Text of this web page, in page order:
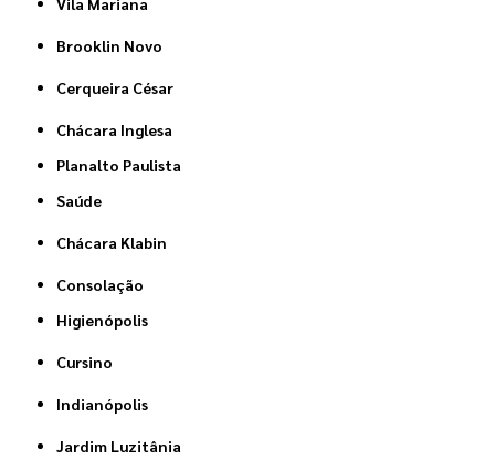
Brooklin Novo
Cerqueira César
Chácara Inglesa
Planalto Paulista
Saúde
Chácara Klabin
Consolação
Higienópolis
Cursino
Indianópolis
Jardim Luzitânia